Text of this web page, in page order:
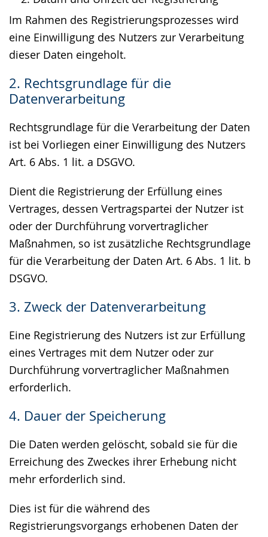
Im Rahmen des Registrierungsprozesses wird
eine Einwilligung des Nutzers zur Verarbeitung
dieser Daten eingeholt.
2. Rechtsgrundlage für die
Datenverarbeitung
Rechtsgrundlage für die Verarbeitung der Daten
ist bei Vorliegen einer Einwilligung des Nutzers
Art. 6 Abs. 1 lit. a DSGVO.
Dient die Registrierung der Erfüllung eines
Vertrages, dessen Vertragspartei der Nutzer ist
oder der Durchführung vorvertraglicher
Maßnahmen, so ist zusätzliche Rechtsgrundlage
für die Verarbeitung der Daten Art. 6 Abs. 1 lit. b
DSGVO.
3. Zweck der Datenverarbeitung
Eine Registrierung des Nutzers ist zur Erfüllung
eines Vertrages mit dem Nutzer oder zur
Durchführung vorvertraglicher Maßnahmen
erforderlich.
4. Dauer der Speicherung
Die Daten werden gelöscht, sobald sie für die
Erreichung des Zweckes ihrer Erhebung nicht
mehr erforderlich sind.
Dies ist für die während des
Registrierungsvorgangs erhobenen Daten der